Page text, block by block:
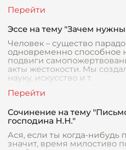
Эссе на тему "Зачем
Человек – существо
одновременно способное
подвиги
акты жестокости. Мы
науку, искусство и т
Сочинение на тему
господина Н.Н."
Ася, если ты когда-нибудь
значит, время милостиво